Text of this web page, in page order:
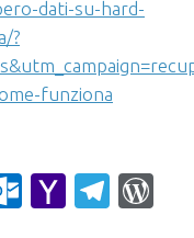
dati-su-hard-
?
funziona
Yahoo